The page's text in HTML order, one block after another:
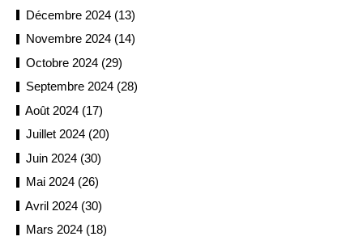
Décembre 2024 (13)
Novembre 2024 (14)
Octobre 2024 (29)
Septembre 2024 (28)
Août 2024 (17)
Juillet 2024 (20)
Juin 2024 (30)
Mai 2024 (26)
Avril 2024 (30)
Mars 2024 (18)